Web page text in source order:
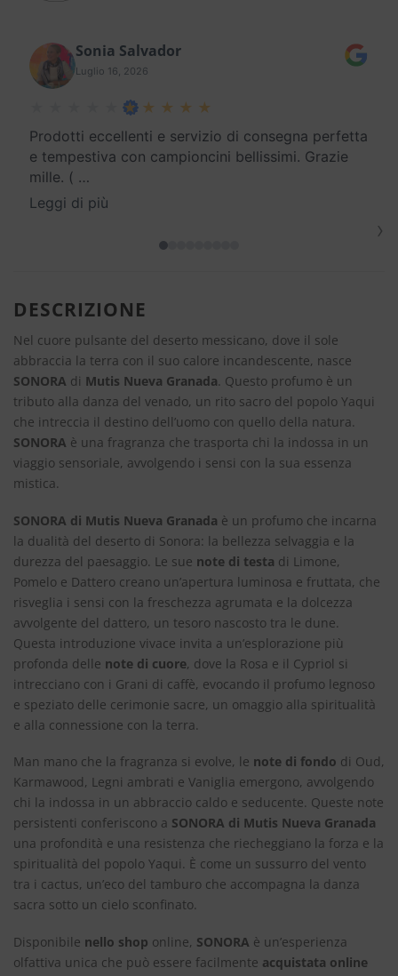
Sonia Salvador
Luglio 16, 2026
Prodotti eccellenti e servizio di consegna perfetta
e tempestiva con campioncini bellissimi. Grazie
mille. ( …
Leggi di più
›
DESCRIZIONE
Nel cuore pulsante del deserto messicano, dove il sole
abbraccia la terra con il suo calore incandescente, nasce
SONORA di Mutis Nueva Granada. Questo profumo è un
tributo alla danza del venado, un rito sacro del popolo Yaqui
che intreccia il destino dell’uomo con quello della natura.
SONORA è una fragranza che trasporta chi la indossa in un
viaggio sensoriale, avvolgendo i sensi con la sua essenza
mistica.
SONORA di Mutis Nueva Granada è un profumo che incarna
la dualità del deserto di Sonora: la bellezza selvaggia e la
durezza del paesaggio. Le sue note di testa di Limone,
Pomelo e Dattero creano un’apertura luminosa e fruttata, che
risveglia i sensi con la freschezza agrumata e la dolcezza
avvolgente del dattero, un tesoro nascosto tra le dune.
Questa introduzione vivace invita a un’esplorazione più
profonda delle note di cuore, dove la Rosa e il Cypriol si
intrecciano con i Grani di caffè, evocando il profumo legnoso
e speziato delle cerimonie sacre, un omaggio alla spiritualità
e alla connessione con la terra.
Man mano che la fragranza si evolve, le note di fondo di Oud,
Karmawood, Legni ambrati e Vaniglia emergono, avvolgendo
chi la indossa in un abbraccio caldo e seducente. Queste note
persistenti conferiscono a SONORA di Mutis Nueva Granada
una profondità e una resistenza che riecheggiano la forza e la
spiritualità del popolo Yaqui. È come un sussurro del vento
tra i cactus, un’eco del tamburo che accompagna la danza
sacra sotto un cielo sconfinato.
Disponibile nello shop online, SONORA è un’esperienza
olfattiva unica che può essere facilmente acquistata online